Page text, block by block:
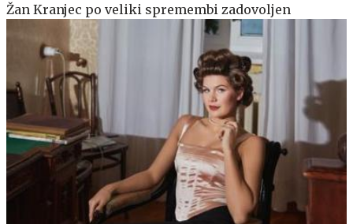
Žan Kranjec po veliki spremembi zadovoljen